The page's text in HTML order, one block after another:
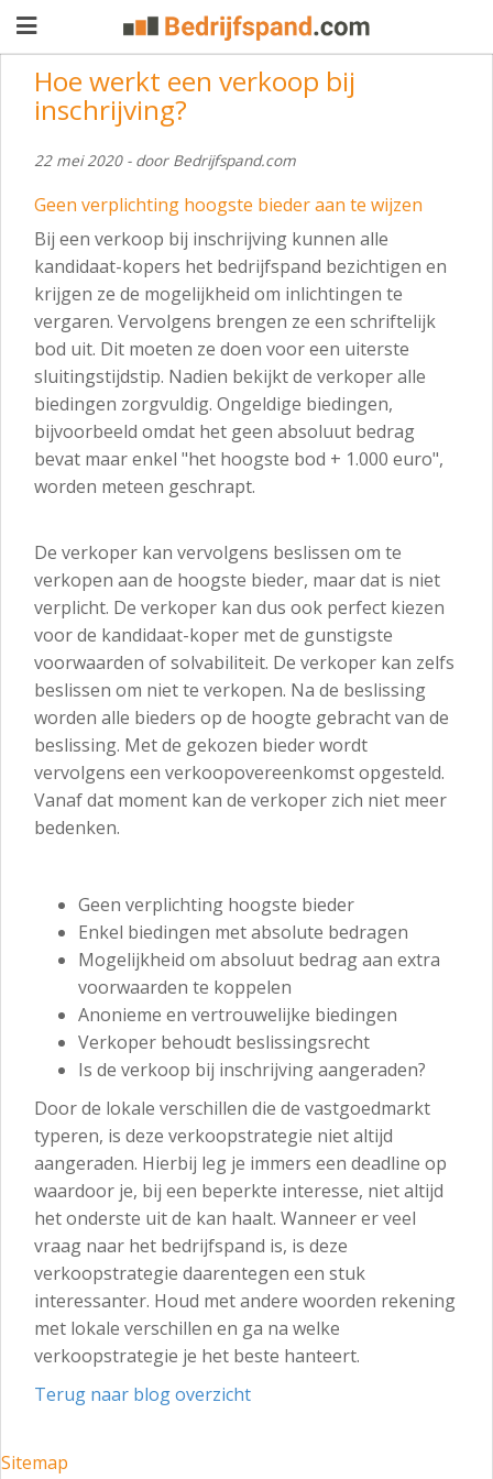
aanbieden
zoeken
Waarom
adverteren
Premium
adverteren
Blog
Registreren
Login
Hoe werkt een verkoop bij
inschrijving?
22 mei 2020 - door Bedrijfspand.com
Geen verplichting hoogste bieder aan te wijzen
Bij een verkoop bij inschrijving kunnen alle
kandidaat-kopers het bedrijfspand bezichtigen en
krijgen ze de mogelijkheid om inlichtingen te
vergaren. Vervolgens brengen ze een schriftelijk
bod uit. Dit moeten ze doen voor een uiterste
sluitingstijdstip. Nadien bekijkt de verkoper alle
biedingen zorgvuldig. Ongeldige biedingen,
bijvoorbeeld omdat het geen absoluut bedrag
bevat maar enkel "het hoogste bod + 1.000 euro",
worden meteen geschrapt.
De verkoper kan vervolgens beslissen om te
verkopen aan de hoogste bieder, maar dat is niet
verplicht. De verkoper kan dus ook perfect kiezen
voor de kandidaat-koper met de gunstigste
voorwaarden of solvabiliteit. De verkoper kan zelfs
beslissen om niet te verkopen. Na de beslissing
worden alle bieders op de hoogte gebracht van de
beslissing. Met de gekozen bieder wordt
vervolgens een verkoopovereenkomst opgesteld.
Vanaf dat moment kan de verkoper zich niet meer
bedenken.
Geen verplichting hoogste bieder
Enkel biedingen met absolute bedragen
Mogelijkheid om absoluut bedrag aan extra
voorwaarden te koppelen
Anonieme en vertrouwelijke biedingen
Verkoper behoudt beslissingsrecht
Is de verkoop bij inschrijving aangeraden?
Door de lokale verschillen die de vastgoedmarkt
typeren, is deze verkoopstrategie niet altijd
aangeraden. Hierbij leg je immers een deadline op
waardoor je, bij een beperkte interesse, niet altijd
het onderste uit de kan haalt. Wanneer er veel
vraag naar het bedrijfspand is, is deze
verkoopstrategie daarentegen een stuk
interessanter. Houd met andere woorden rekening
met lokale verschillen en ga na welke
verkoopstrategie je het beste hanteert.
Terug naar blog overzicht
Sitemap